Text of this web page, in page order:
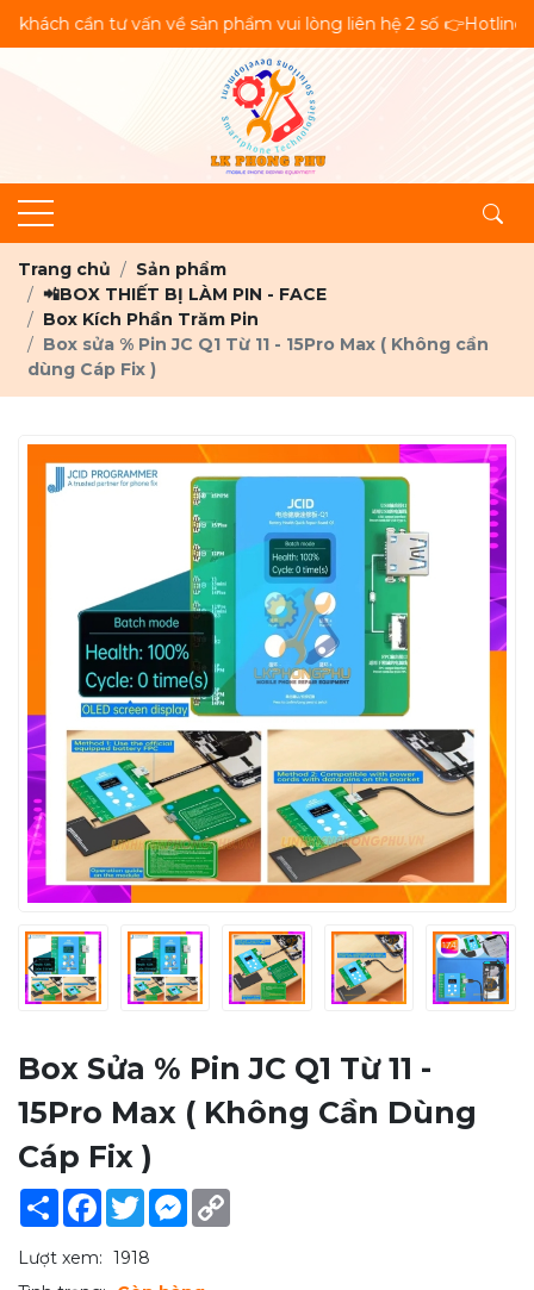
sản phẩm vui lòng liên hệ 2 số 👉Hotline👉Zalo:
Trang chủ
Sản phẩm
📲BOX THIẾT BỊ LÀM PIN - FACE
Box Kích Phần Trăm Pin
Box sửa % Pin JC Q1 Từ 11 - 15Pro Max ( Không cần
dùng Cáp Fix )
Box Sửa % Pin JC Q1 Từ 11 -
15Pro Max ( Không Cần Dùng
Cáp Fix )
Share Facebook
TwitterMessenger
Lượt xem: 1918